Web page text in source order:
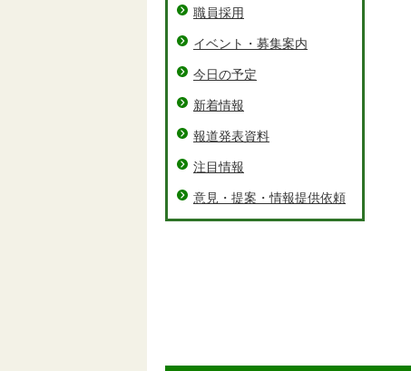
職員採用
イベント・募集案内
今日の予定
新着情報
報道発表資料
注目情報
意見・提案・情報提供依頼